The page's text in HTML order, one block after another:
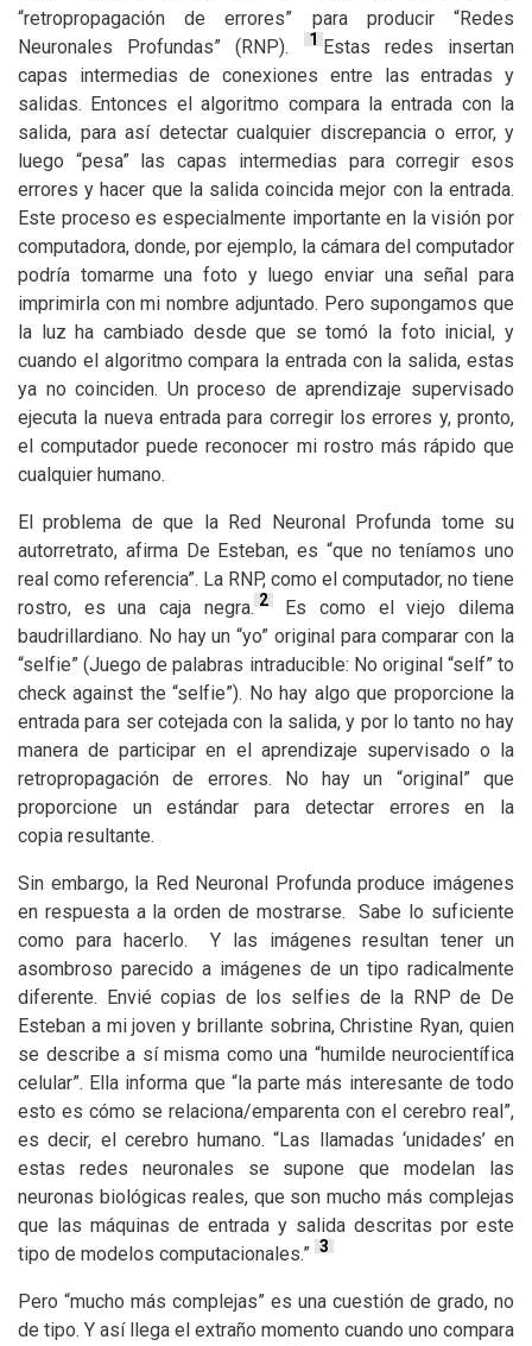
“retropropagación de errores” para producir “Redes
Neuronales Profundas” (RNP). 1 Estas redes insertan
capas intermedias de conexiones entre las entradas y
salidas. Entonces el algoritmo compara la entrada con la
salida, para así detectar cualquier discrepancia o error, y
luego “pesa” las capas intermedias para corregir esos
errores y hacer que la salida coincida mejor con la entrada.
Este proceso es especialmente importante en la visión por
computadora, donde, por ejemplo, la cámara del computador
podría tomarme una foto y luego enviar una señal para
imprimirla con mi nombre adjuntado. Pero supongamos que
la luz ha cambiado desde que se tomó la foto inicial, y
cuando el algoritmo compara la entrada con la salida, estas
ya no coinciden. Un proceso de aprendizaje supervisado
ejecuta la nueva entrada para corregir los errores y, pronto,
el computador puede reconocer mi rostro más rápido que
cualquier humano.
El problema de que la Red Neuronal Profunda tome su
autorretrato, afirma De Esteban, es “que no teníamos uno
real como referencia”. La RNP, como el computador, no tiene
rostro, es una caja negra. 2 Es como el viejo dilema
baudrillardiano. No hay un “yo” original para comparar con la
“selfie” (Juego de palabras intraducible: No original “self” to
check against the “selfie”). No hay algo que proporcione la
entrada para ser cotejada con la salida, y por lo tanto no hay
manera de participar en el aprendizaje supervisado o la
retropropagación de errores. No hay un “original” que
proporcione un estándar para detectar errores en la
copia resultante.
Sin embargo, la Red Neuronal Profunda produce imágenes
en respuesta a la orden de mostrarse. Sabe lo suficiente
como para hacerlo. Y las imágenes resultan tener un
asombroso parecido a imágenes de un tipo radicalmente
diferente. Envié copias de los selfies de la RNP de De
Esteban a mi joven y brillante sobrina, Christine Ryan, quien
se describe a sí misma como una “humilde neurocientífica
celular”. Ella informa que “la parte más interesante de todo
esto es cómo se relaciona/emparenta con el cerebro real”,
es decir, el cerebro humano. “Las llamadas ‘unidades’ en
estas redes neuronales se supone que modelan las
neuronas biológicas reales, que son mucho más complejas
que las máquinas de entrada y salida descritas por este
tipo de modelos computacionales.” 3
Pero “mucho más complejas” es una cuestión de grado, no
de tipo. Y así llega el extraño momento cuando uno compara